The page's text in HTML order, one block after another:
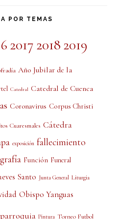
POR TEMAS
2017 2018 2019
Año Jubilar de la
Catedral Catedral de Cuenca
Coronavirus Corpus Christi
Cuaresmales Cátedra
exposición fallecimiento
Función Funeral
Santo Junta General Liturgia
Obispo Yanguas
parroquia Pintura Torneo Futbol